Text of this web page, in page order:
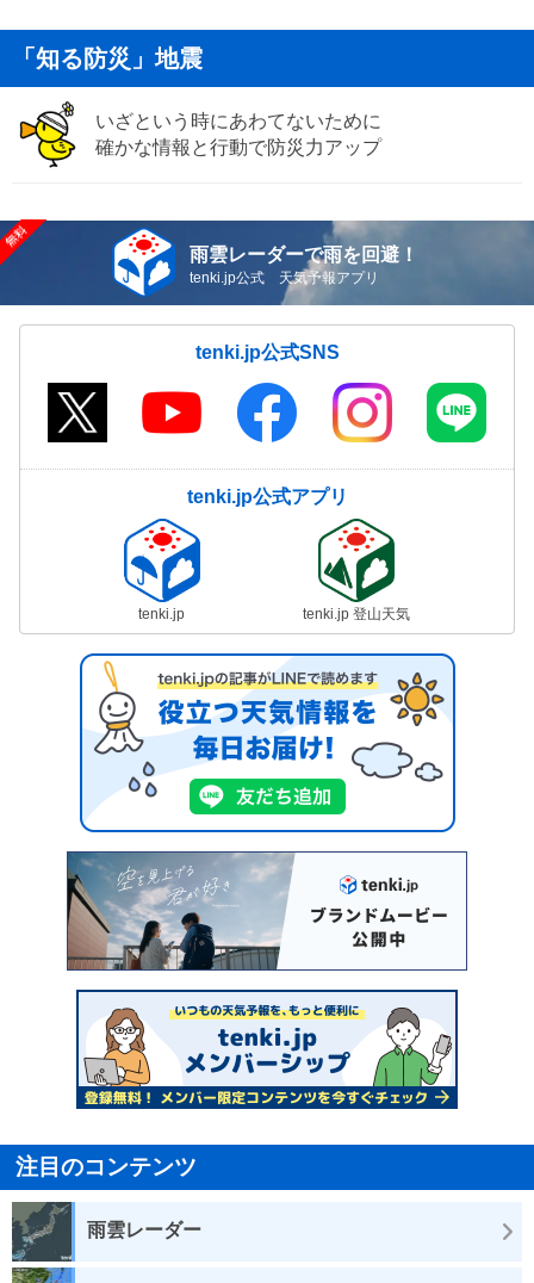
「知る防災」地震
いざという時にあわてないために
確かな情報と行動で防災力アップ
雨雲レーダーで雨を回避！
tenki.jp公式 天気予報アプリ
tenki.jp公式SNS
tenki.jp公式アプリ
tenki.jp tenki.jp 登山天気
注目のコンテンツ
雨雲レーダー